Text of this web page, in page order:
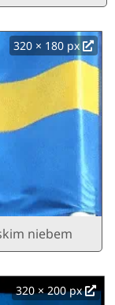
320 × 180 px
niebem
320 × 200 px